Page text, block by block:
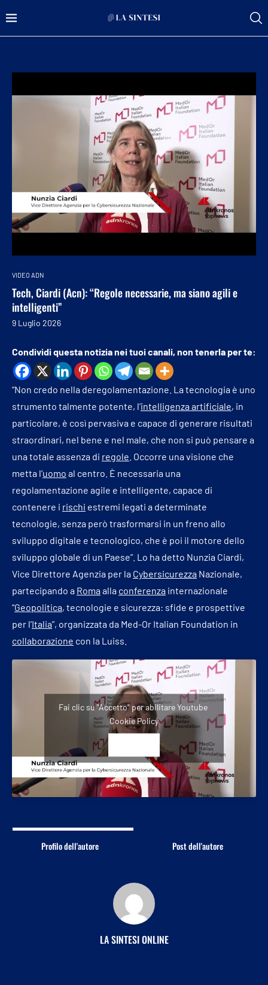
VIDEO ADN
Tech, Ciardi (Acn): “Regole necessarie, ma siano agili e
intelligenti”
9 Luglio 2026
Condividi questa notizia nei tuoi canali, non tenerla per te:
“Non credo nella deregolamentazione. La tecnologia è uno
strumento talmente potente, l’intelligenza artificiale, in
particolare, è così pervasiva e capace di generare risultati
straordinari, nel bene e nel male, che non si può pensare a
una totale assenza di regole . Occorre una visione che
metta l’uomo al centro. È necessaria una
regolamentazione agile e intelligente, capace di
contenere i rischi estremi legati a determinate
tecnologie, senza però trasformarsi in un freno allo
sviluppo digitale e tecnologico, che è poi il motore dello
sviluppo globale di un Paese”. Lo ha detto Nunzia Ciardi,
Vice Direttore Agenzia per la Cybersicurezza Nazionale,
partecipando a Romaalla conferenza internazionale
“Geopolitica, tecnologie e sicurezza: sfide e prospettive
per l’Italia”, organizzata da Med-Or Italian Foundation in
collaborazione con la Luiss.
Fai clic su "Accetto" per abilitare Youtube
Cookie Policy
Profilo dell'autore Post dell'autore
LA SINTESI ONLINE